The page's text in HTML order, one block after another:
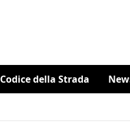
Codice della Strada